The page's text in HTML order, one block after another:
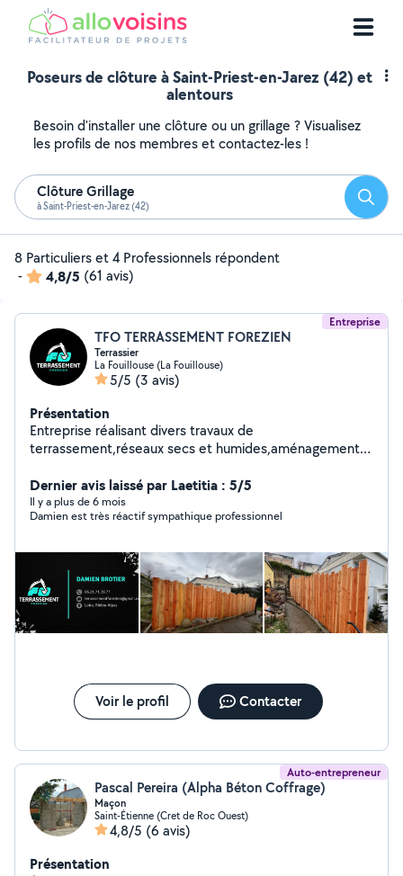
Poseurs de clôture à Saint-Priest-en-Jarez (42) et
alentours
Besoin d'installer une clôture ou un grillage ? Visualisez
les profils de nos membres et contactez-les !
Clôture Grillage
à Saint-Priest-en-Jarez (42)
8 Particuliers et 4 Professionnels répondent
-
4,8/5 (61 avis)
Entreprise
TFO TERRASSEMENT FOREZIEN
Terrassier
La Fouillouse (La Fouillouse)
5/5 (3 avis)
Présentation
Entreprise réalisant divers travaux de
terrassement,réseaux secs et humides,aménagements
chauffeur. Nos coordonnées sont présentes dans les
photos.
Dernier avis laissé par Laetitia : 5/5
Il y a plus de 6 mois
Damien est très réactif sympathique professionnel
Voir le profil Contacter
Auto-entrepreneur
Pascal Pereira (Alpha Béton Coffrage)
Maçon
Saint-Étienne (Cret de Roc Ouest)
4,8/5 (6 avis)
Présentation